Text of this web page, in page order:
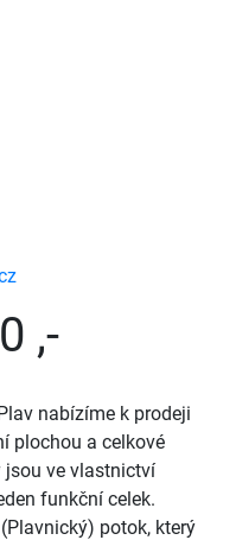
,-
nabízíme k prodeji
plochou a celkové
jsou ve vlastnictví
funkční celek.
potok, který